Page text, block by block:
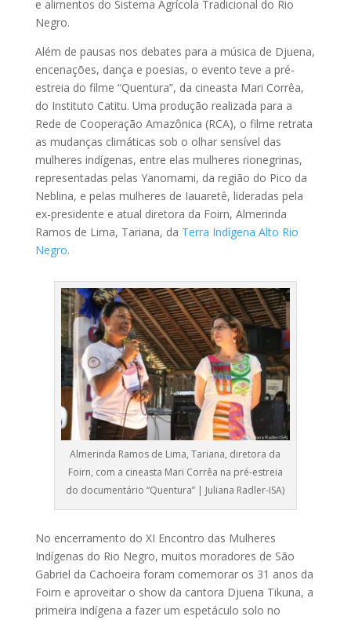
e alimentos do Sistema Agrícola Tradicional do Rio
Negro.
Além de pausas nos debates para a música de Djuena,
encenações, dança e poesias, o evento teve a pré-
estreia do filme “Quentura”, da cineasta Mari Corrêa,
do Instituto Catitu. Uma produção realizada para a
Rede de Cooperação Amazônica (RCA), o filme retrata
as mudanças climáticas sob o olhar sensível das
mulheres indígenas, entre elas mulheres rionegrinas,
representadas pelas Yanomami, da região do Pico da
Neblina, e pelas mulheres de Iauaretê, lideradas pela
ex-presidente e atual diretora da Foirn, Almerinda
Ramos de Lima, Tariana, da Terra Indígena Alto Rio
Negro.
Almerinda Ramos de Lima, Tariana, diretora da
Foirn, com a cineasta Mari Corrêa na pré-estreia
do documentário “Quentura” | Juliana Radler-ISA)
No encerramento do XI Encontro das Mulheres
Indígenas do Rio Negro, muitos moradores de São
Gabriel da Cachoeira foram comemorar os 31 anos da
Foirn e aproveitar o show da cantora Djuena Tikuna, a
primeira indígena a fazer um espetáculo solo no